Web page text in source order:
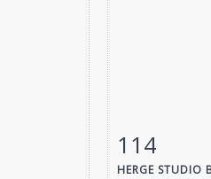
Fiche
114
HERGE STUDIO